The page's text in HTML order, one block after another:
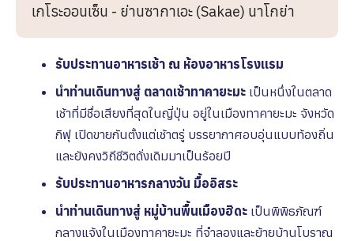
เกโระออนเซ็น - ย่านซากาเอะ (Sakae) นาโกย่า
รับประทานอาหารเช้า ณ ห้องอาหารโรงเเรม
นําท่านเดินทางสู่ ตลาดเช้าทาคายะมะ เป็นหนึ่งในตลาด
เช้าที่มีชื่อเสียงที่สุดในญี่ปุ่น อยู่ในเมืองทาคายะมะ จังหวัด
กิฟุ เปิดขายกันตั้งแต่เช้าตรู่ บรรยากาศอบอุ่นแบบท้องถิ่น
และยังคงวิถีชีวิตดั่งเดิมมาเป็นร้อยปี
รับประทานอาหารกลางวัน มื้ออิสระ
นำท่านเดินทางสู่ หมู่บ้านพื้นเมืองฮิดะ เป็นพิพิธภัณฑ์
กลางแจ้งในเมืองทาคายะมะ ที่จําลองและย้ายบ้านโบราณ